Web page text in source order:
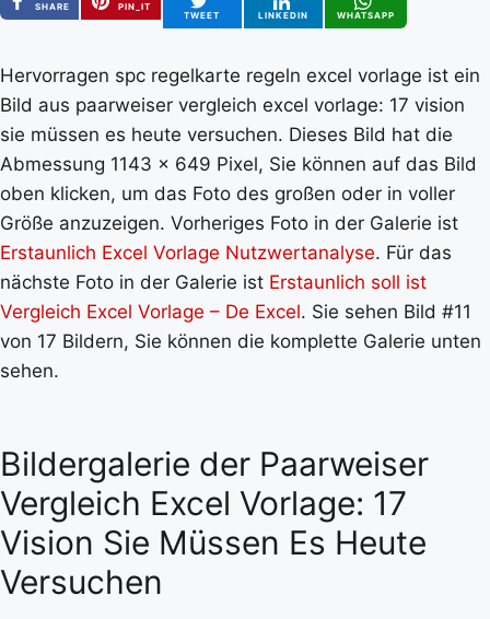
SHARE
PIN_IT
TWEET
LINKEDIN WHATSAPP
Hervorragen spc regelkarte regeln excel vorlage ist ein
Bild aus paarweiser vergleich excel vorlage: 17 vision
sie müssen es heute versuchen. Dieses Bild hat die
Abmessung 1143 x 649 Pixel, Sie können auf das Bild
oben klicken, um das Foto des großen oder in voller
Größe anzuzeigen. Vorheriges Foto in der Galerie ist
Erstaunlich Excel Vorlage Nutzwertanalyse. Für das
nächste Foto in der Galerie ist Erstaunlich soll ist
Vergleich Excel Vorlage – De Excel. Sie sehen Bild #11
von 17 Bildern, Sie können die komplette Galerie unten
sehen.
Bildergalerie der Paarweiser
Vergleich Excel Vorlage: 17
Vision Sie Müssen Es Heute
Versuchen